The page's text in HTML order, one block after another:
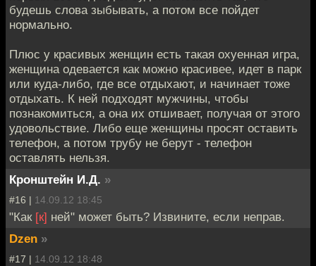
будешь слова зыбывать, а потом все пойдет
нормально.
Плюс у красивых женщин есть такая охуенная игра,
женщина одевается как можно красивее, идет в парк
или куда-либо, где все отдыхают, и начинает тоже
отдыхать. К ней подходят мужчины, чтобы
познакомиться, а она их отшивает, получая от этого
удовольствие. Либо еще женщины просят оставить
телефон, а потом трубу не берут - телефон
оставлять нельзя.
Кронштейн И.Д. »
#16 | 14.09.12 18:45
"Как [к] ней" может быть? Извините, если неправ.
Dzen »
#17 | 14.09.12 18:48